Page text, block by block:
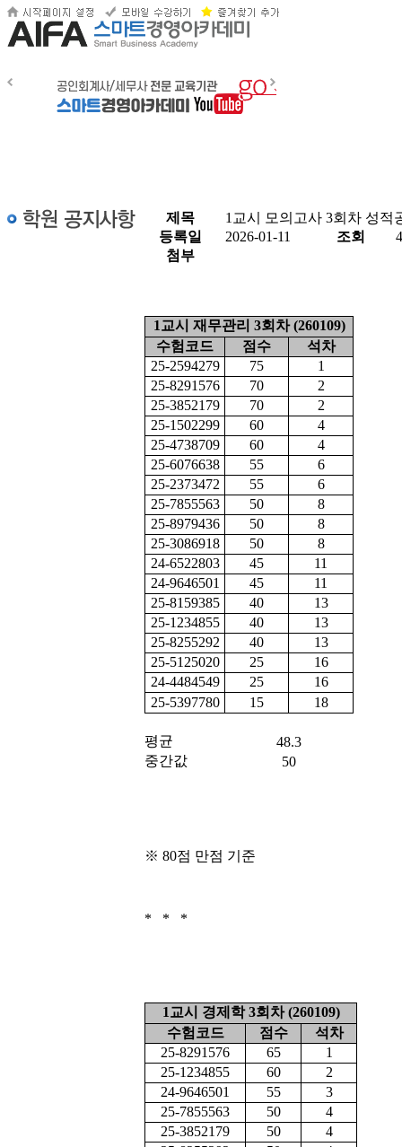
제목
1교시 모의고사 3회차 성적
등록일
2026-01-11 조회
첨부
1교시 재무관리 3회차 (260109)
수험코드
점수
석차
25-2594279
75
1
25-8291576
70
2
25-3852179
70
2
25-1502299
60
4
25-4738709
60
4
25-6076638
55
6
25-2373472
55
6
25-7855563
50
8
25-8979436
50
8
25-3086918
50
8
24-6522803
45
11
24-9646501
45
11
25-8159385
40
13
25-1234855
40
13
25-8255292
40
13
25-5125020
25
16
24-4484549
25
16
25-5397780
15 18
평균
48.3
중간값
50
※ 80점 만점 기준
* * *
1교시 경제학 3회차 (260109)
수험코드
점수
석차
25-8291576
65
1
25-1234855
60
2
24-9646501
55
3
25-7855563
50
4
25-3852179
50
4